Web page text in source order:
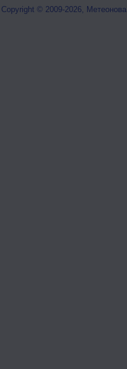
Copyright © 2009-2026, Метеонова